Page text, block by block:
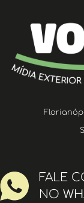
FALE
NO